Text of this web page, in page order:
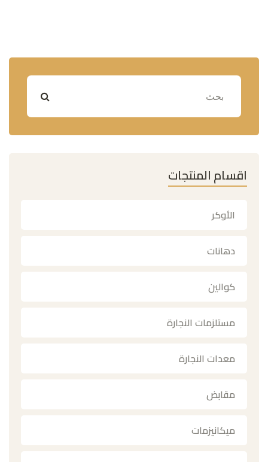
اقسام المنتجات
الأوكر
دهانات
كوالين
مستلزمات النجارة
معدات النجارة
مقابض
ميكانيزمات